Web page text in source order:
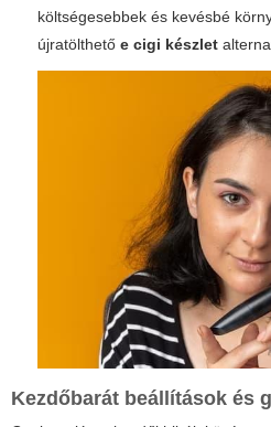
költségesebbek és kevésbé
újratölthető e cigi készlet
Kezdőbarát beállítások és